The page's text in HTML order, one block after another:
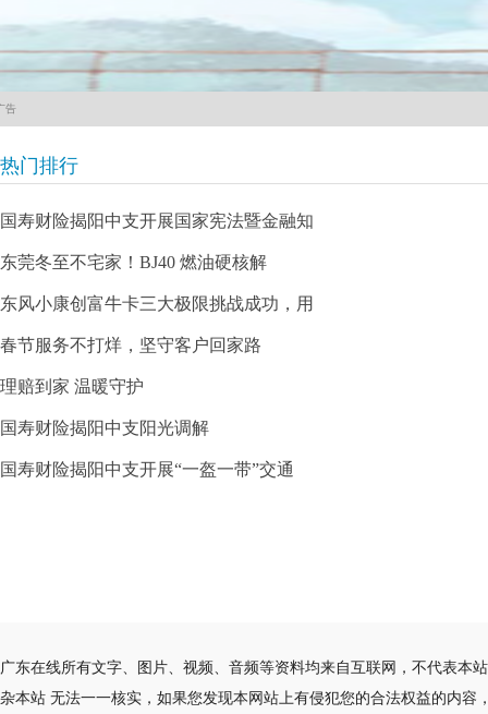
告
热门排行
国寿财险揭阳中支开展国家宪法暨金融知
东莞冬至不宅家！BJ40 燃油硬核解
东风小康创富牛卡三大极限挑战成功，用
春节服务不打烊，坚守客户回家路
理赔到家 温暖守护
国寿财险揭阳中支阳光调解
国寿财险揭阳中支开展“一盔一带”交通
广东在线所有文字、图片、视频、音频等资料均来自互联网，不代表本
杂本站 无法一一核实，如果您发现本网站上有侵犯您的合法权益的内容